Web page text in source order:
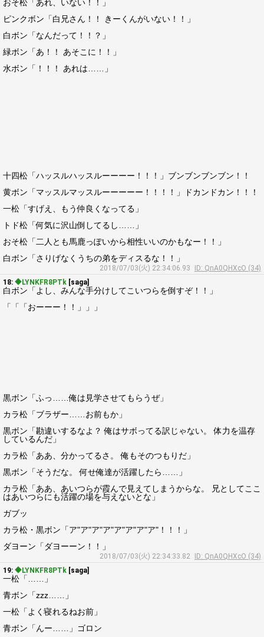
おそ松「あれ、いない！！」
ピンクボン「白兄さん！！ きーくんがいない！！」
白ボン「なんだって！！？」
緑ボン「あ！！ あそこに！！」
水ボン「！！！ あれは……」
十四松「ハッスルハッスルーーーー！！！」ブンブンブンブン！！
黄ボン「マッスルマッスルーーーーー！！！！」ドカンドカン！！！
一松「すげえ、もう仲良くなってる」
トド松「何気に沢山倒してるし……」
おそ松「二人とも馬鹿っぽいから相性いいのかもなー！！」
白ボン「さりげなくうちの弟をディスるな！！」
2018/07/03(火) 22:34:06.93
ID: QnA0QHXcO (34)
18: ◆LYNKFR8PTk [saga]
白ボン「よし、みんな手分けしてこいつらを倒すぞ！！」
「「「おーーー！！」」」
黒ボン「ふっ……俺は見学させてもらうぜ」
カラ松「ブラザー……お前もか」
黒ボン「勘違いするなよ？ 俺はサボってる訳じゃない。 体力を温存
しているんだ」
カラ松「ああ、分かってるさ。 俺もそのつもりだ」
黒ボン「そうだな。 何せ俺達が活躍したら……」
カラ松「ああ、あいつらが霞んで見えてしまうからな。 兄としてここ
はあいつらにも活躍の場を与えないとな」
ガブッ
カラ松・黒ボン「ア"ア"ア"ア"ア"ア"ア"ア"！！！」
ダヨーン「ダヨーーン！！」
2018/07/03(火) 22:34:33.82
ID: QnA0QHXcO (34)
19: ◆LYNKFR8PTk [saga]
一松「……」
青ボン「zzz……」
一松「よく寝れるねお前」
青ボン「んー……」ゴロン